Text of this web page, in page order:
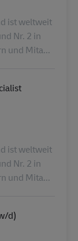
ist weltweit
Nr. 2 in
und Mita...
ist weltweit
Nr. 2 in
und Mita...
d)